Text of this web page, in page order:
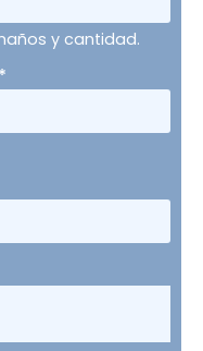
y cantidad.
*